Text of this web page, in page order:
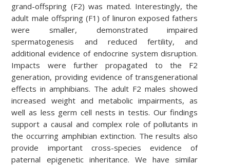
grand-offspring (F2) was mated. Interestingly, the
adult male offspring (F1) of linuron exposed fathers
were smaller, demonstrated impaired
spermatogenesis and reduced fertility, and
additional evidence of endocrine system disruption.
Impacts were further propagated to the F2
generation, providing evidence of transgenerational
effects in amphibians. The adult F2 males showed
increased weight and metabolic impairments, as
well as less germ cell nests in testis. Our findings
support a causal and complex role of pollutants in
the occurring amphibian extinction. The results also
provide important cross-species evidence of
paternal epigenetic inheritance. We have similar